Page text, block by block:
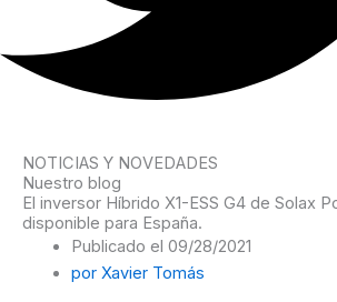
NOTICIAS Y NOVEDADES
Nuestro blog
El inversor Híbrido X1-ESS G4 de Solax
disponible para España.
Publicado el 09/28/2021
por Xavier Tomás